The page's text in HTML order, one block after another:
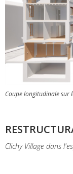
Coupe longitudinale sur
Clichy Village dans